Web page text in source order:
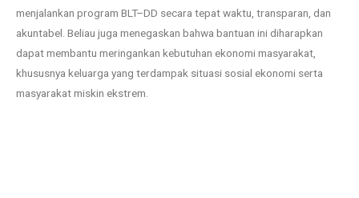
menjalankan program BLT–DD secara tepat waktu, transparan, dan
akuntabel. Beliau juga menegaskan bahwa bantuan ini diharapkan
dapat membantu meringankan kebutuhan ekonomi masyarakat,
khususnya keluarga yang terdampak situasi sosial ekonomi serta
masyarakat miskin ekstrem.